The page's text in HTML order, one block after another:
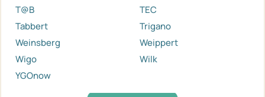
T@B
TEC
Tabbert
Trigano
Weinsberg
Weippert
Wigo
Wilk
YGOnow